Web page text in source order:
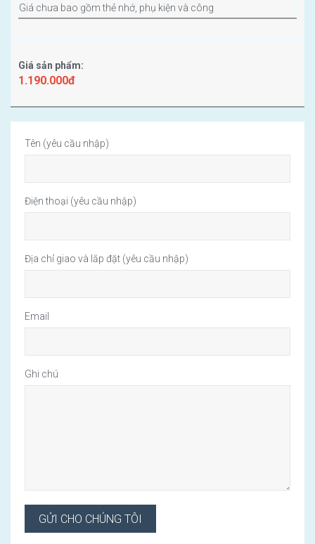
Giá chưa bao gồm thẻ nhớ, phụ kiện và công
Giá sản phẩm:
1.190.000đ
Tên (yêu cầu nhập)
Điện thoại (yêu cầu nhập)
Địa chỉ giao và lắp đặt (yêu cầu nhập)
Email
Ghi chú